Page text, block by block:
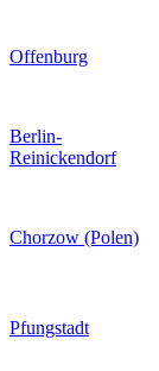
Offenburg
Berlin-
Reinickendorf
Chorzow (Polen)
Pfungstadt